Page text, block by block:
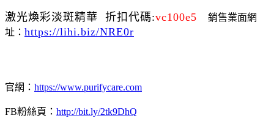
激光煥彩淡斑精華 折扣代碼:vc100e5 銷售業面網
址： https://lihi.biz/NRE0r
官網： https://www.purifycare.com
FB粉絲頁： http://bit.ly/2tk9DhQ